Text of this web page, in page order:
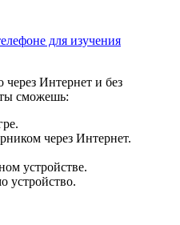
через Интернет и без
сможешь:
через Интернет.
устройстве.
устройство.